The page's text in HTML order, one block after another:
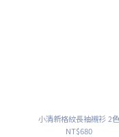
小清新格紋長袖襯衫 2色
NT$680